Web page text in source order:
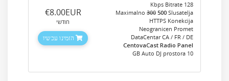
128 Kbps Bitrate
Maximalno 300 500 Slusatelja
HTTPS Konekcija
Neogranicen Promet
DataCentar CA / FR / DE
CentovaCast Radio Panel
10 GB Auto DJ prostora
‎€8.00EUR
חודשי
הזמינו עכשיו